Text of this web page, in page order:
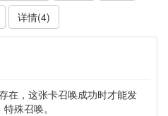
详情(4)
在，这张卡召唤成功时才能发
特殊召唤。